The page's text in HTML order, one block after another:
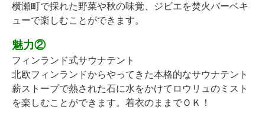
横瀬町で採れた野菜や秋の味覚、ジビエを焚火バーベキ
ューで楽しむことができます。
魅力②
フィンランド式サウナテント
北欧フィンランドからやってきた本格的なサウナテント
薪ストーブで熱された石に水をかけてロウリュのミスト
を楽しむことができます。着衣のままでＯＫ！